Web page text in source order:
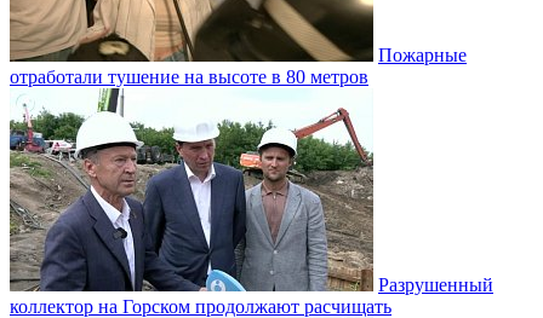
Пожарные
отработали тушение на высоте в 80 метров
Разрушенный
коллектор на Горском продолжают расчищать